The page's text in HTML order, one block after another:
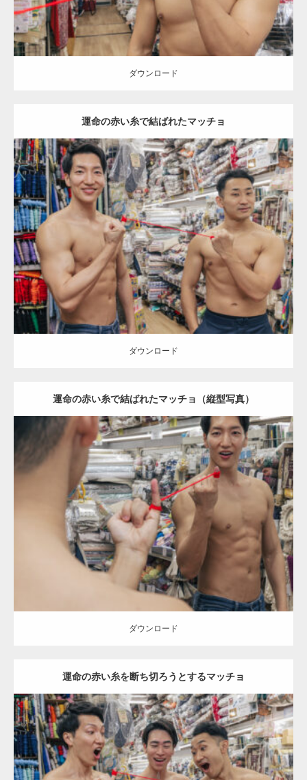
ダウンロード
運命の赤い糸で結ばれたマッチョ
Update:2024.06.21
Category:手芸屋さんのマッチョ（方南町） オレンジの人
AKIHITO(細マッチョ) 外資系筋肉 肩 方南町（東京）
ダウンロード
ダウンロード
運命の赤い糸で結ばれたマッチョ（縦型写真）
Update:2024.06.23
Category:手芸屋さんのマッチョ（方南町）
AKIHITO(細マッチョ)
外資系筋肉 方南町（東京）
ダウンロード
ダウンロード
運命の赤い糸を断ち切ろうとするマッチョ
Update:2024.06.21
Category:手芸屋さんのマッチョ（方南町） オレンジの人
ギネス世界記録…
【TV】TBS番組「ひるおび」にてマッスルプ
ラスが紹介されま…